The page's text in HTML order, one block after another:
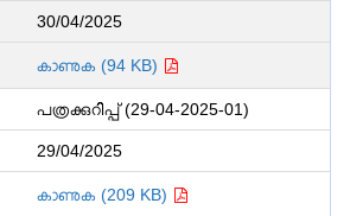
30/04/2025
കാണുക (94 KB)
പത്രക്കുറിപ്പ് (29-04-2025-01)
29/04/2025
കാണുക (209 KB)